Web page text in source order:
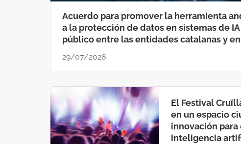
Acuerdo para promover la herramienta
a la protección de datos en sistemas de
público entre las entidades catalanas y
29/07/2026
El Festival
en un espacio
innovación
inteligencia